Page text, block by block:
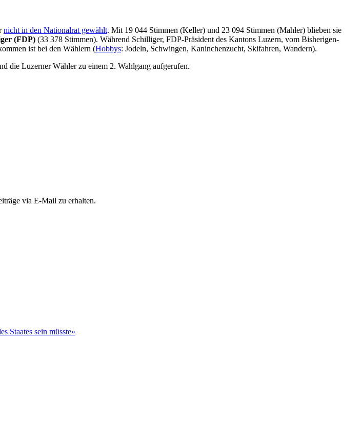
nicht in den Nationalrat gewählt. Mit 19 044 Stimmen (Keller) und 23 094 Stimmen (Mahler) blieben sie
(FDP) (33 378 Stimmen). Während Schilliger, FDP-Präsident des Kantons Luzern, vom Bisherigen-
ist bei den Wählern (Hobbys: Jodeln, Schwingen, Kaninchenzucht, Skifahren, Wandern).
die Luzerner Wähler zu einem 2. Wahlgang aufgerufen.
via E-Mail zu erhalten.
Staates sein müsste»